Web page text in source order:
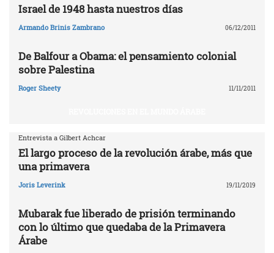
Israel de 1948 hasta nuestros días
Armando Brinis Zambrano 06/12/2011
De Balfour a Obama: el pensamiento colonial
sobre Palestina
Roger Sheety 11/11/2011
Entrevista a Gilbert Achcar
El largo proceso de la revolución árabe, más que
una primavera
Joris Leverink 19/11/2019
Mubarak fue liberado de prisión terminando
con lo último que quedaba de la Primavera
Árabe